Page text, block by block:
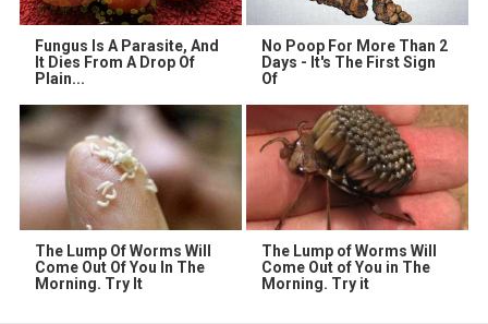
Fungus Is A Parasite, And
It Dies From A Drop Of
Plain...
No Poop For More Than 2
Days - It's The First Sign
Of
The Lump Of Worms Will
Come Out Of You In The
Morning. Try It
The Lump of Worms Will
Come Out of You in The
Morning. Try it